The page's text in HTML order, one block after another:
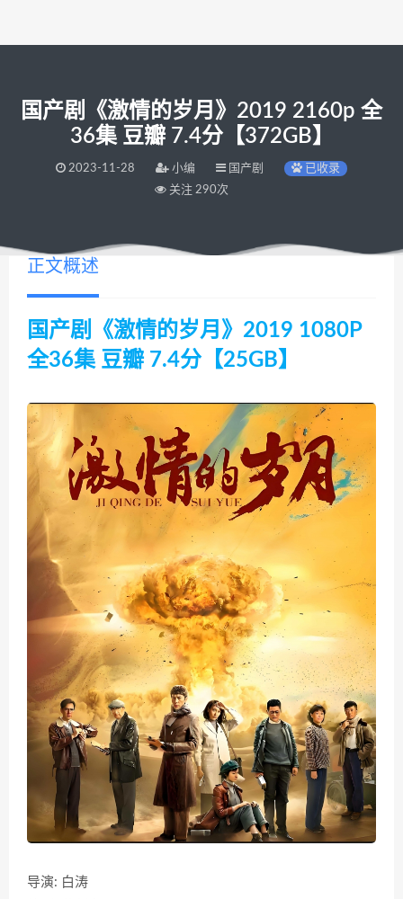
国产剧《激情的岁月》2019 2160p 全
36集 豆瓣 7.4分【372GB】
2023-11-28 小编 国产剧
已收录
关注 290次
正文概述
国产剧《激情的岁月》2019 1080P
全36集 豆瓣 7.4分【25GB】
导演: 白涛